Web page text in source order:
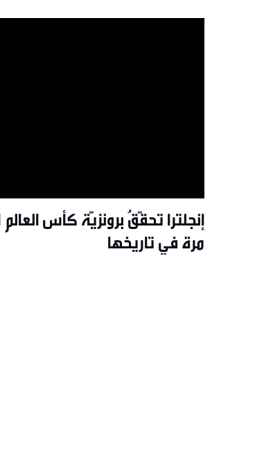
إنجلترا تحقّقُ برونزيّة كأس العالم
مرة في تاريخها